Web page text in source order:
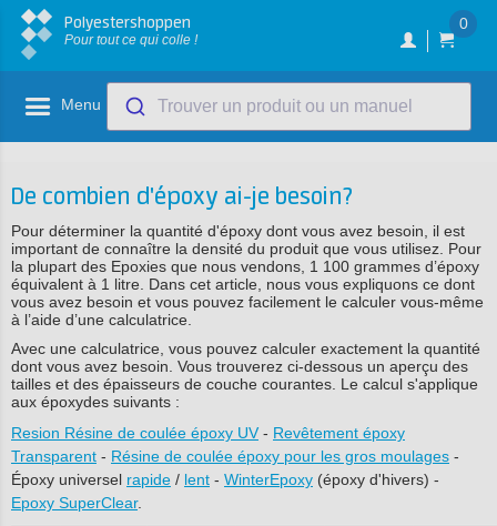
Polyestershoppen
Pour tout ce qui colle !
0
Menu Trouver un produit ou un manuel
De combien d'époxy ai-je besoin?
Pour déterminer la quantité d'époxy dont vous avez besoin, il est
important de connaître la densité du produit que vous utilisez. Pour
la plupart des Epoxies que nous vendons, 1 100 grammes d’époxy
équivalent à 1 litre. Dans cet article, nous vous expliquons ce dont
vous avez besoin et vous pouvez facilement le calculer vous-même
à l’aide d’une calculatrice.
Avec une calculatrice, vous pouvez calculer exactement la quantité
dont vous avez besoin. Vous trouverez ci-dessous un aperçu des
tailles et des épaisseurs de couche courantes. Le calcul s'applique
aux époxydes suivants :
Resion Résine de coulée époxy UV - Revêtement époxy
Transparent - Résine de coulée époxy pour les gros moulages -
Époxy universel rapide / lent - WinterEpoxy (époxy d'hivers) -
Epoxy SuperClear.